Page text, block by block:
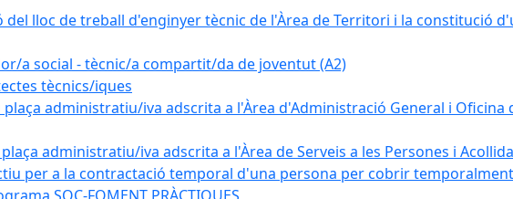
del lloc de treball d'enginyer tècnic de l'Àrea de Territori i la constitució
a social - tècnic/a compartit/da de joventut (A2)
tècnics/iques
plaça administratiu/iva adscrita a l'Àrea d'Administració General i Oficina
administratiu/iva adscrita a l'Àrea de Serveis a les Persones i
per a la contractació temporal d'una persona per cobrir